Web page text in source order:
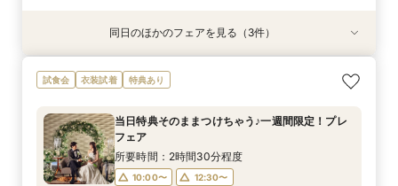
衣装試着 特典あり
8/22(土)
【選べる挙式スタイル相談】挙式のみ、フォトウ
エディングなどまだ何も決まっていない方向け初
所要時間：2時間30分程度
15:00〜
8/22(土)
【初めてでも安心！】ご両家顔合わせ・結納相談
会♪
10:00〜
15:00〜
衣装試着 特典あり
8/22(土)
【地元婚応援！☆マイナビ特典付き☆】アット
ホームウェディング相談会♪
10:00〜
15:00〜
同日のほかのフェアを見る（3件）
試食会 衣装試着 特典あり
当日特典そのままつけちゃう♪一週間限定！プレ
フェア
所要時間：2時間30分程度
10:00〜
12:30〜